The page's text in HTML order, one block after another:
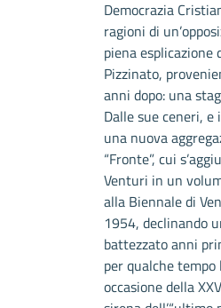
Democrazia
ragioni di
piena
Pizzinato,
anni dopo: una
Dalle sue ceneri,
una nuova
“Fronte”, cui
Venturi in un
alla Biennale di
1954, declinando
battezzato anni
per qualche
occasione della